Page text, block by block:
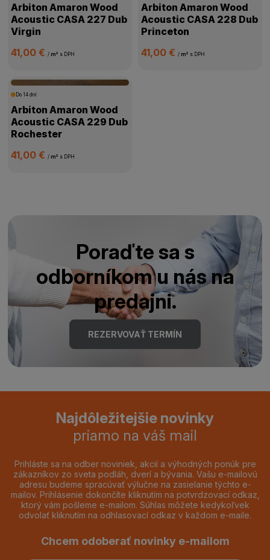
Arbiton Amaron Wood
Acoustic CASA 227 Dub
Virgin
41,00 €/ m² s DPH
Arbiton Amaron Wood
Acoustic CASA 228 Dub
Princeton
41,00 € / m² s DPH
Do 14 dní
Arbiton Amaron Wood
Acoustic CASA 229 Dub
Rochester
41,00 €/ m² s DPH
Poraďte sa s
odborníkom u nás na
predajni.
REZERVOVAŤ TERMÍN
Najdôležitejšie novinky
priamo na váš mail
Prihláste sa na odber noviniek, akcií a výhodných ponúk pre
zákazníkov zo sveta podláh, dverí a bývania. Vašu e-mailovú
adresu budeme spracúvať výlučne na zasielanie týchto e-
mailov. Prihlásenie dokončíte kliknutím na potvrdzovací odkaz,
ktorý vám pošleme e-mailom. Súhlas môžete kedykoľvek
odvolať kliknutím na odhlasovací odkaz v každom e-maile.
Chcem odoberať novinky e-mailom